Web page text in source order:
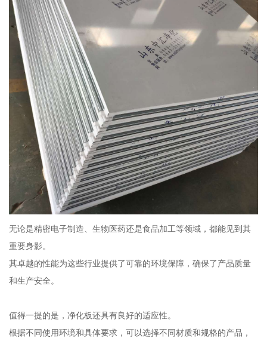
无论是精密电子制造、生物医药还是食品加工等领域，都能见到其
重要身影。
其卓越的性能为这些行业提供了可靠的环境保障，确保了产品质量
和生产安全。
值得一提的是，净化板还具有良好的适应性。
根据不同使用环境和具体要求，可以选择不同材质和规格的产品，